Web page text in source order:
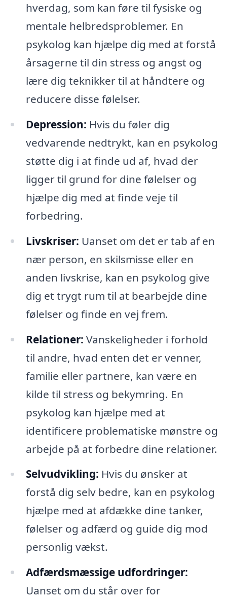
hverdag, som kan føre til fysiske og
mentale helbredsproblemer. En
psykolog kan hjælpe dig med at forstå
årsagerne til din stress og angst og
lære dig teknikker til at håndtere og
reducere disse følelser.
Depression: Hvis du føler dig
vedvarende nedtrykt, kan en psykolog
støtte dig i at finde ud af, hvad der
ligger til grund for dine følelser og
hjælpe dig med at finde veje til
forbedring.
Livskriser: Uanset om det er tab af en
nær person, en skilsmisse eller en
anden livskrise, kan en psykolog give
dig et trygt rum til at bearbejde dine
følelser og finde en vej frem.
Relationer: Vanskeligheder i forhold
til andre, hvad enten det er venner,
familie eller partnere, kan være en
kilde til stress og bekymring. En
psykolog kan hjælpe med at
identificere problematiske mønstre og
arbejde på at forbedre dine relationer.
Selvudvikling: Hvis du ønsker at
forstå dig selv bedre, kan en psykolog
hjælpe med at afdække dine tanker,
følelser og adfærd og guide dig mod
personlig vækst.
Adfærdsmæssige udfordringer:
Uanset om du står over for